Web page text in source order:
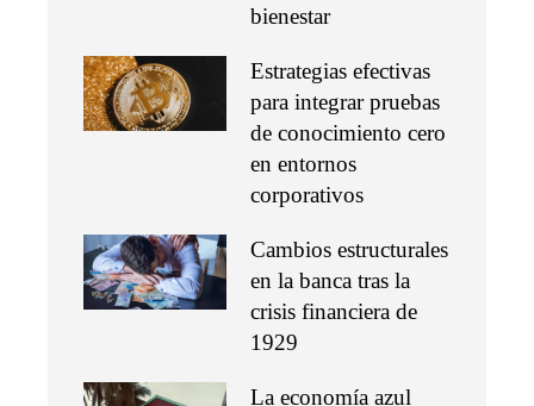
bienestar
Estrategias efectivas
para integrar pruebas
de conocimiento cero
en entornos
corporativos
Cambios estructurales
en la banca tras la
crisis financiera de
1929
La economía azul